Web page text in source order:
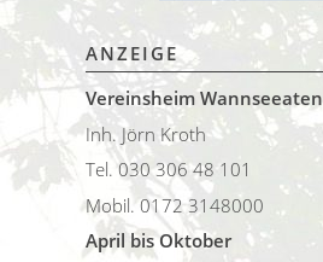
ANZEIGE
Vereinsheim Wannseeaten
Inh. Jörn Kroth
Tel. 030 306 48 101
Mobil. 0172 3148000
April bis Oktober